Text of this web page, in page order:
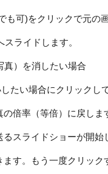
も可)をクリックで元の
ライドします。
真）を消したい場合
たい場合にクリックし
倍率（等倍）に戻しま
スライドショーが開始
す。もう一度クリック